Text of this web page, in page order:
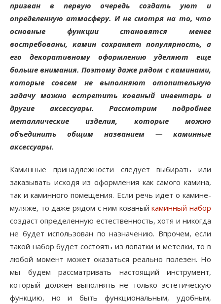
призван в первую очередь создать уют и
определенную атмосферу. И не смотря на то, что
основные функции становятся менее
востребованы, камин сохраняет популярность, а
его декоративному оформлению уделяют еще
больше внимания. Поэтому даже рядом с каминами,
которые совсем не выполняют отопительную
задачу можно встретить кованый инвентарь и
другие аксессуары. Рассмотрим подробнее
металлические изделия, которые можно
объединить общим названием — каминные
аксессуары.
Каминные принадлежности следует выбирать или
заказывать исходя из оформления как самого камина,
так и каминного помещения. Если речь идет о камине-
муляже, то даже рядом с ним кованыйкаминный набор
создаст определенную естественность, хотя и никогда
не будет использован по назначению. Впрочем, если
такой набор будет состоять из лопатки и метелки, то в
любой момент может оказаться реально полезен. Но
мы будем рассматривать настоящий инструмент,
который должен выполнять не только эстетическую
функцию, но и быть функциональным, удобным,